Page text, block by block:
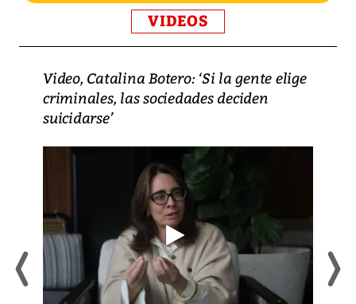
VIDEOS
Video, Catalina Botero: ‘Si la gente elige
criminales, las sociedades deciden
suicidarse’